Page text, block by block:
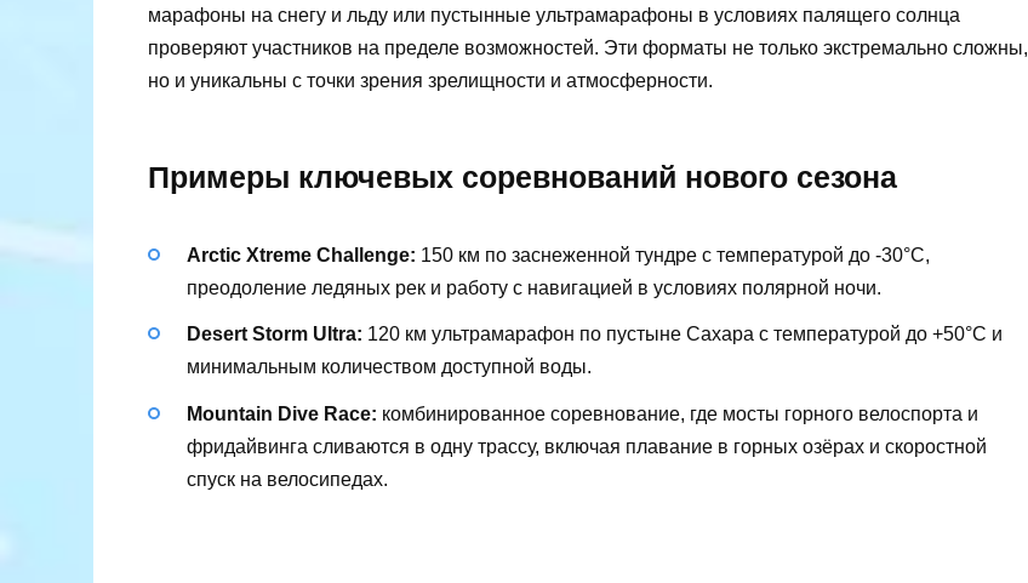
марафоны на снегу и льду или пустынные ультрамарафоны в условиях палящего солнца
проверяют участников на пределе возможностей. Эти форматы не только экстремально сложны,
но и уникальны с точки зрения зрелищности и атмосферности.
Примеры ключевых соревнований нового сезона
Arctic Xtreme Challenge: 150 км по заснеженной тундре с температурой до -30°C,
преодоление ледяных рек и работу с навигацией в условиях полярной ночи.
Desert Storm Ultra: 120 км ультрамарафон по пустыне Сахара с температурой до +50°C и
минимальным количеством доступной воды.
Mountain Dive Race: комбинированное соревнование, где мосты горного велоспорта и
фридайвинга сливаются в одну трассу, включая плавание в горных озёрах и скоростной
спуск на велосипедах.